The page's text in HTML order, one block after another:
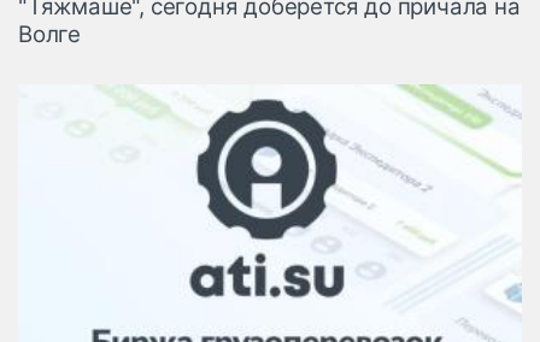
"Тяжмаше", сегодня доберется до причала на
Волге